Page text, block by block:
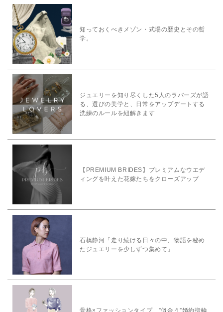
知っておくべきメゾン・式場の歴史とその哲
学。
ジュエリーを知り尽くした5人のラバーズが語
る、選びの美学と、日常をアップデートする
洗練のルールを紐解きます
【PREMIUM BRIDES】プレミアムなウエデ
ィングを叶えた花嫁たちをクローズアップ
石橋静河「走り続ける日々の中、物語を秘め
たジュエリーを少しずつ集めて」
骨格×ファッションタイプ ”似合う”婚約指輪